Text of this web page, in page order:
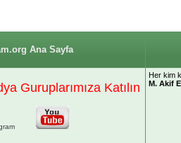
Ana Sayfa
Guruplarımıza Katılın
Her kim
M. Akif